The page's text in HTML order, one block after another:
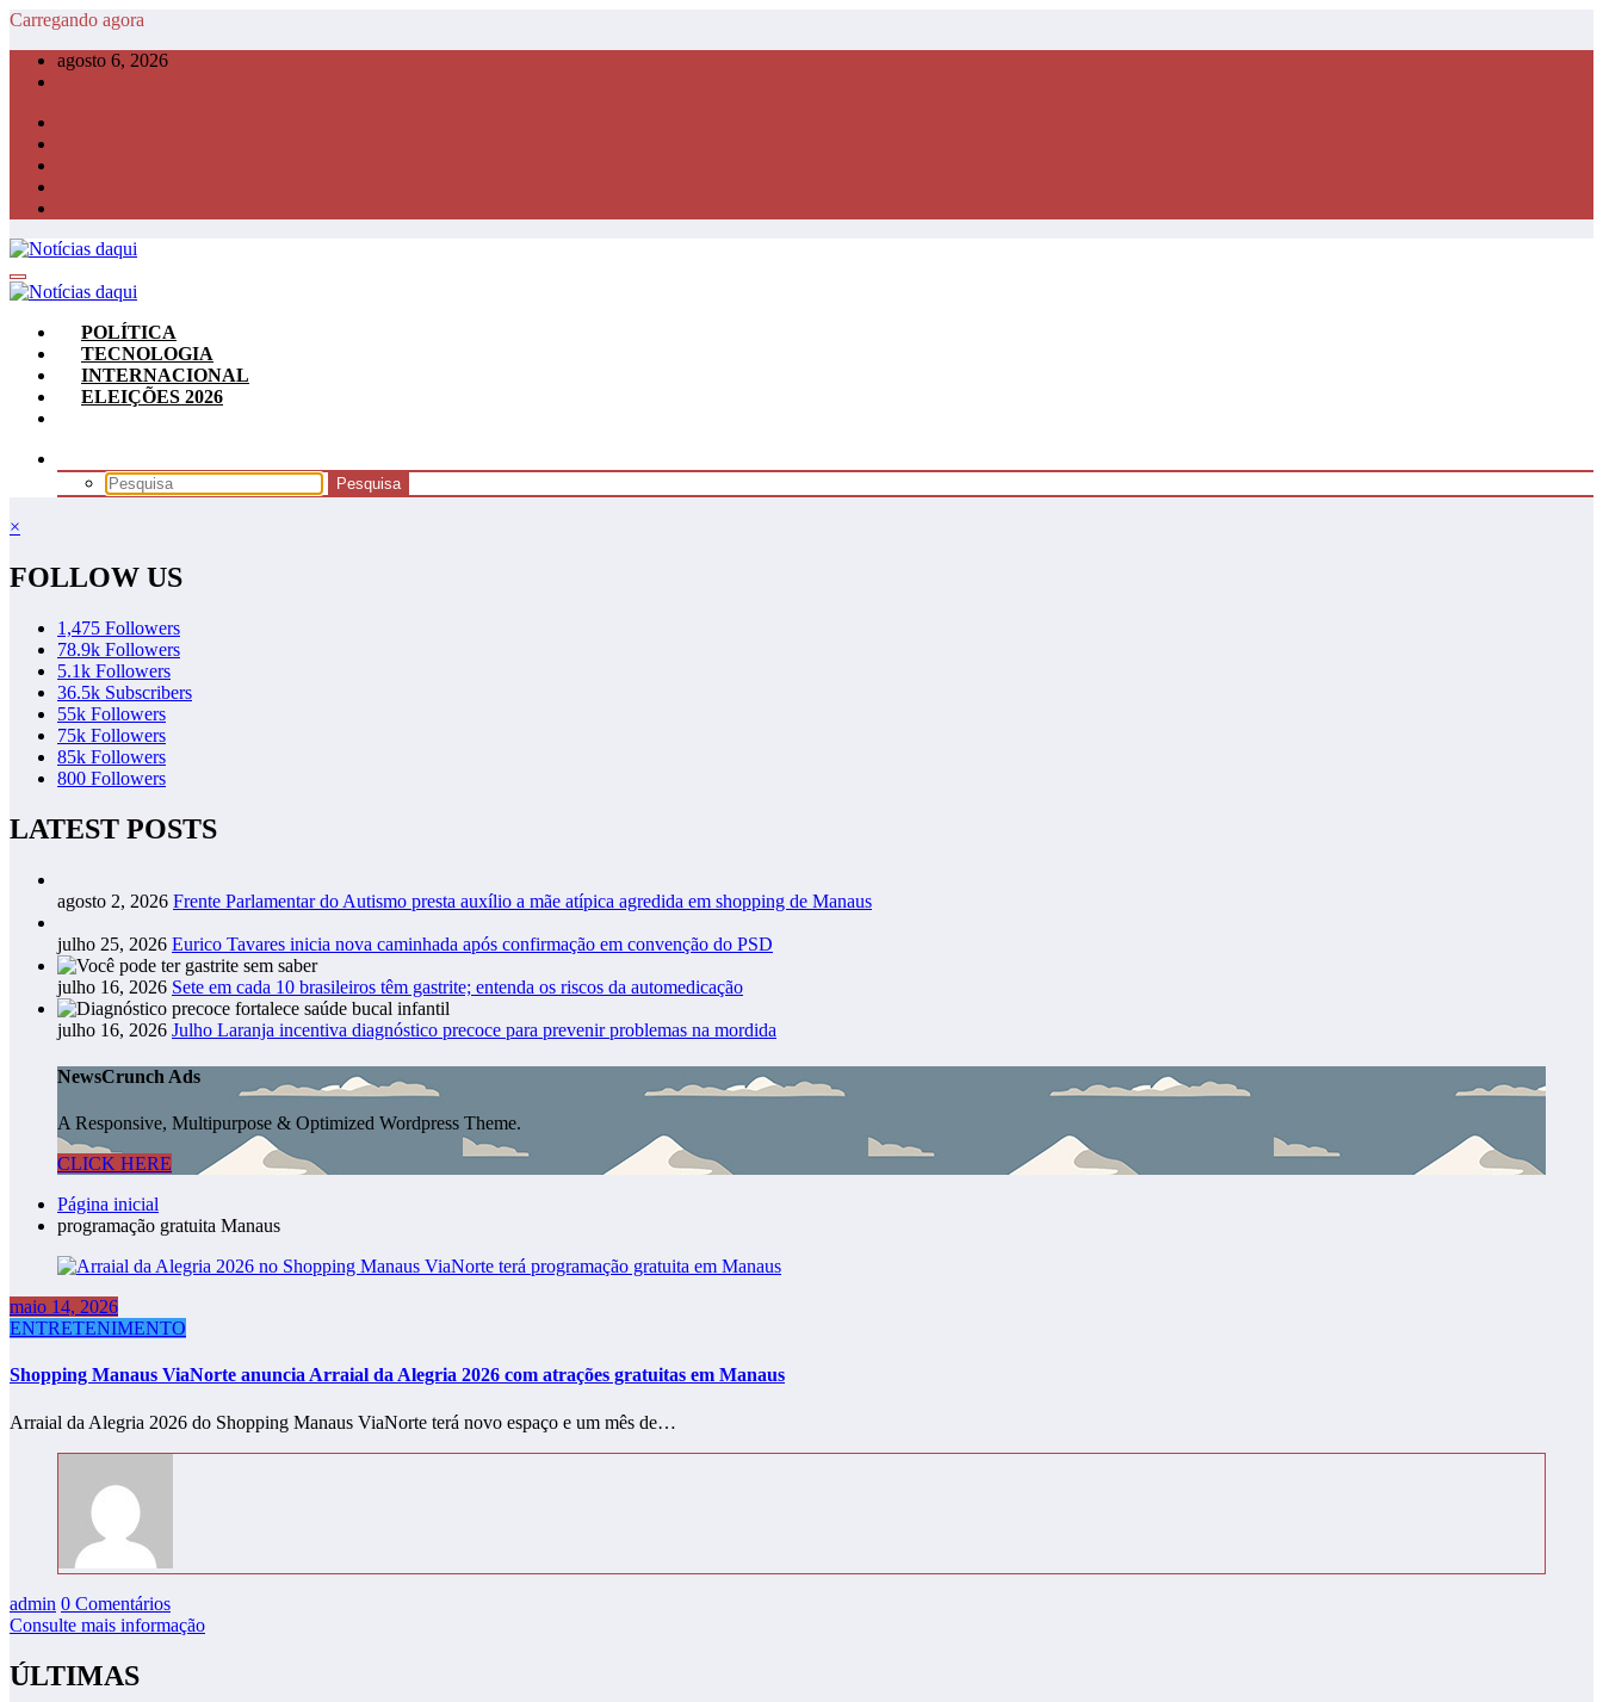
Pular
conteúdo
Carregando agora
agosto 6, 2026
POLÍTICA
TECNOLOGIA
INTERNACIONAL
ELEIÇÕES 2026
×
FOLLOW US
1,475 Followers
78.9k Followers
5.1k Followers
36.5k Subscribers
55k Followers
75k Followers
85k Followers
800 Followers
LATEST POSTS
agosto 2, 2026 Frente Parlamentar do Autismo presta auxílio a mãe atípica agredida em shopping de Manaus
julho 25, 2026 Eurico Tavares inicia nova caminhada após confirmação em convenção do PSD
julho 16, 2026 Sete em cada 10 brasileiros têm gastrite; entenda os riscos da automedicação
julho 16, 2026 Julho Laranja incentiva diagnóstico precoce para prevenir problemas na mordida
NewsCrunch Ads
A Responsive, Multipurpose & Optimized Wordpress Theme.
CLICK HERE
Página inicial
programação gratuita Manaus
maio 14, 2026
ENTRETENIMENTO
Shopping Manaus ViaNorte anuncia Arraial da Alegria 2026 com atrações gratuitas em Manaus
Arraial da Alegria 2026 do Shopping Manaus ViaNorte terá novo espaço e um mês de…
admin 0 Comentários
Consulte mais informação
ÚLTIMAS